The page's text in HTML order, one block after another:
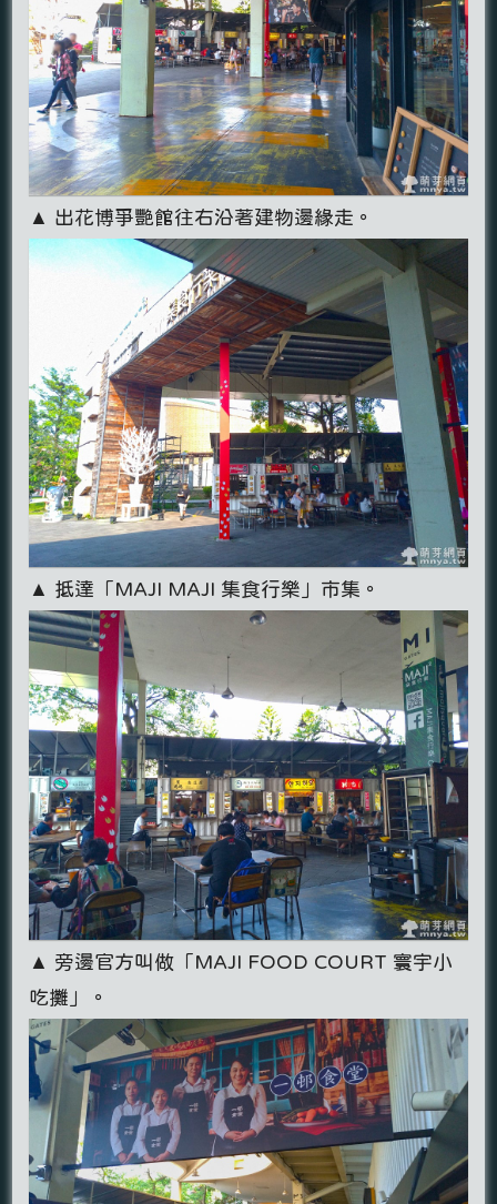
▲ 出花博爭艷館往右沿著建物邊緣走。
▲ 抵達「MAJI MAJI 集食行樂」市集。
▲ 旁邊官方叫做「MAJI FOOD COURT 寰宇小
吃攤」。